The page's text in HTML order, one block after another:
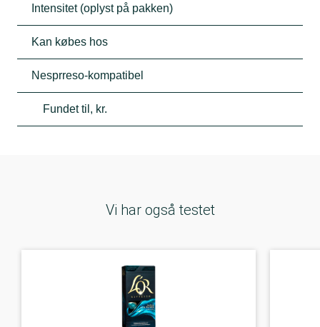
Intensitet (oplyst på pakken)
Kan købes hos
Nesprreso-kompatibel
Fundet til, kr.
Vi har også testet